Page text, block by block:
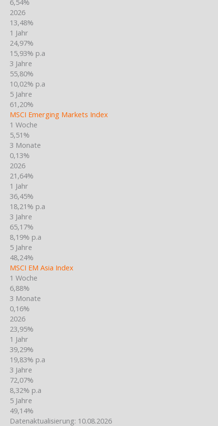
2026
13,48%
1 Jahr
24,97%
15,93% p.a
3 Jahre
55,80%
10,02% p.a
5 Jahre
61,20%
MSCI Emerging Markets Index
1 Woche
5,51%
3 Monate
0,13%
2026
21,64%
1 Jahr
36,45%
18,21% p.a
3 Jahre
65,17%
8,19% p.a
5 Jahre
48,24%
MSCI EM Asia Index
1 Woche
6,88%
3 Monate
0,16%
2026
23,95%
1 Jahr
39,29%
19,83% p.a
3 Jahre
72,07%
8,32% p.a
5 Jahre
49,14%
Datenaktualisierung: 10.08.2026